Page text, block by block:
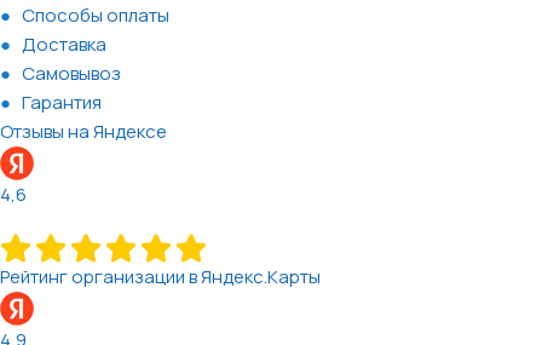
Способы оплаты
Доставка
Самовывоз
Гарантия
Отзывы на Яндексе
4,6
Рейтинг организации в Яндекс.Карты